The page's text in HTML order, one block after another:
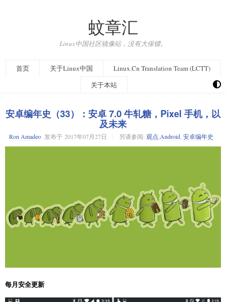
蚊章汇
Linux中国社区镜像站，没有大保镖。
首页 关于Linux中国
Linux.Cn Translation Team (LCTT)
关于本站
安卓编年史（33）：安卓 7.0 牛轧糖，Pixel 手机，以
及未来
Ron Amadeo发布于 2017年07月27日 另请参阅: 观点 Android, 安卓编年史
每月安全更新